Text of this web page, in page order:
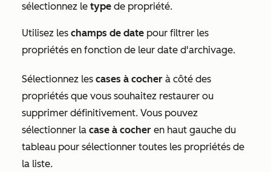
sélectionnez le type de propriété.
Utilisez les champs de date pour filtrer les
propriétés en fonction de leur date d'archivage.
Sélectionnez les cases à cocher à côté des
propriétés que vous souhaitez restaurer ou
supprimer définitivement. Vous pouvez
sélectionner la case à cocher en haut gauche du
tableau pour sélectionner toutes les propriétés de
la liste.